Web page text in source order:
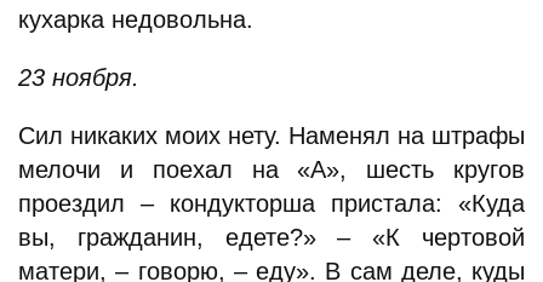
кухарка недовольна.
23 ноября.
Сил никаких моих нету. Наменял на штрафы
мелочи и поехал на «А», шесть кругов
проездил – кондукторша пристала: «Куда
вы, гражданин, едете?» – «К чертовой
матери, – говорю, – еду». В сам деле, куды